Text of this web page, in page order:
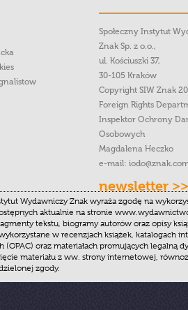
Społeczny Instytut
Znak Sp. z o.o.,
ul. Kościuszki 37,
30-105 Kraków
Copyright SIW Znak
Foreign Rights
Inspektor Ochrony
Osobowych
Magdalena Heczko
e-mail:
newsletter >>
Wydawniczy Znak wyraża zgodę na
aktualnie na stronie
tekstu, biogramy autorów oraz opisy
w recenzjach książek, katalogach
(OPAC) oraz materiałach promujących legalną
materiału z ww. strony internetowej,
zgody.